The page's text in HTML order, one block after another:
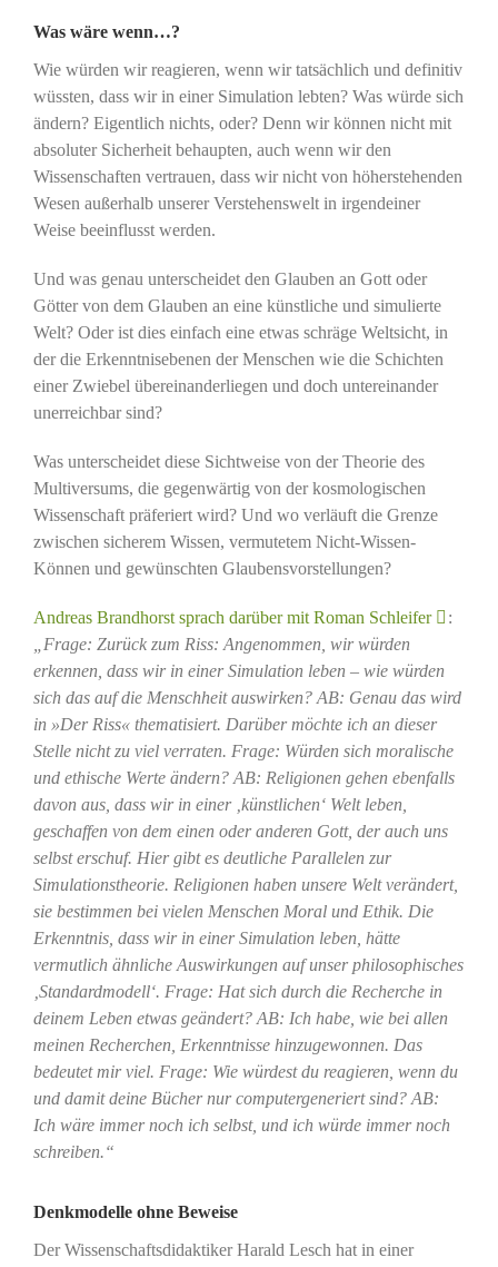
Was wäre wenn…?
Wie würden wir reagieren, wenn wir tatsächlich und definitiv
wüssten, dass wir in einer Simulation lebten? Was würde sich
ändern? Eigentlich nichts, oder? Denn wir können nicht mit
absoluter Sicherheit behaupten, auch wenn wir den
Wissenschaften vertrauen, dass wir nicht von höherstehenden
Wesen außerhalb unserer Verstehenswelt in irgendeiner
Weise beeinflusst werden.
Und was genau unterscheidet den Glauben an Gott oder
Götter von dem Glauben an eine künstliche und simulierte
Welt? Oder ist dies einfach eine etwas schräge Weltsicht, in
der die Erkenntnisebenen der Menschen wie die Schichten
einer Zwiebel übereinanderliegen und doch untereinander
unerreichbar sind?
Was unterscheidet diese Sichtweise von der Theorie des
Multiversums, die gegenwärtig von der kosmologischen
Wissenschaft präferiert wird? Und wo verläuft die Grenze
zwischen sicherem Wissen, vermutetem Nicht-Wissen-
Können und gewünschten Glaubensvorstellungen?
Andreas Brandhorst sprach darüber mit Roman Schleifer
:
„Frage: Zurück zum Riss: Angenommen, wir würden
erkennen, dass wir in einer Simulation leben – wie würden
sich das auf die Menschheit auswirken? AB: Genau das wird
in »Der Riss« thematisiert. Darüber möchte ich an dieser
Stelle nicht zu viel verraten. Frage: Würden sich moralische
und ethische Werte ändern? AB: Religionen gehen ebenfalls
davon aus, dass wir in einer ‚künstlichen‘ Welt leben,
geschaffen von dem einen oder anderen Gott, der auch uns
selbst erschuf. Hier gibt es deutliche Parallelen zur
Simulationstheorie. Religionen haben unsere Welt verändert,
sie bestimmen bei vielen Menschen Moral und Ethik. Die
Erkenntnis, dass wir in einer Simulation leben, hätte
vermutlich ähnliche Auswirkungen auf unser philosophisches
‚Standardmodell‘. Frage: Hat sich durch die Recherche in
deinem Leben etwas geändert? AB: Ich habe, wie bei allen
meinen Recherchen, Erkenntnisse hinzugewonnen. Das
bedeutet mir viel. Frage: Wie würdest du reagieren, wenn du
und damit deine Bücher nur computergeneriert sind? AB:
Ich wäre immer noch ich selbst, und ich würde immer noch
schreiben.“
Denkmodelle ohne Beweise
Der Wissenschaftsdidaktiker Harald Lesch hat in einer